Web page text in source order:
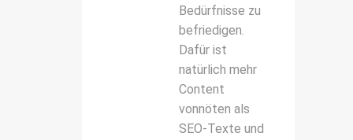
Bedürfnisse zu
befriedigen.
Dafür ist
natürlich mehr
Content
vonnöten als
SEO-Texte und